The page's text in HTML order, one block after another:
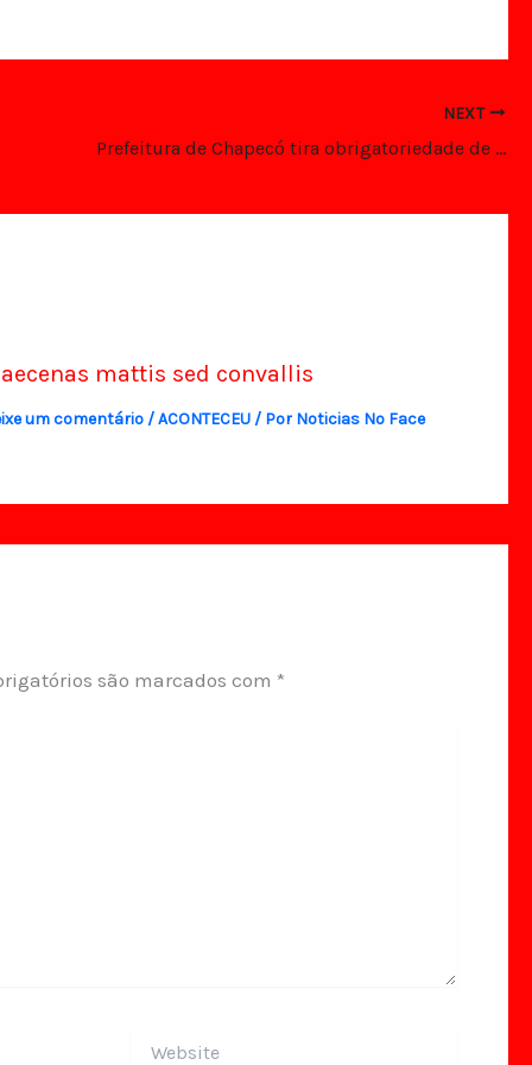
NEXT
Prefeitura de Chapecó tira obrigatoriedade de uso de máscaras !
mattis sed convallis
um comentário /ACONTECEU / Por Noticias No Face
são marcados com *